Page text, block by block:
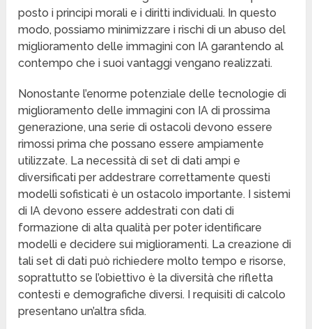
posto i principi morali e i diritti individuali. In questo
modo, possiamo minimizzare i rischi di un abuso del
miglioramento delle immagini con IA garantendo al
contempo che i suoi vantaggi vengano realizzati.
Nonostante l’enorme potenziale delle tecnologie di
miglioramento delle immagini con IA di prossima
generazione, una serie di ostacoli devono essere
rimossi prima che possano essere ampiamente
utilizzate. La necessità di set di dati ampi e
diversificati per addestrare correttamente questi
modelli sofisticati è un ostacolo importante. I sistemi
di IA devono essere addestrati con dati di
formazione di alta qualità per poter identificare
modelli e decidere sui miglioramenti. La creazione di
tali set di dati può richiedere molto tempo e risorse,
soprattutto se l’obiettivo è la diversità che rifletta
contesti e demografiche diversi. I requisiti di calcolo
presentano un’altra sfida.